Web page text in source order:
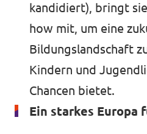
kandidiert), bringt
how mit, um eine
Bildungslandschaft
Kindern und
Chancen bietet.
Ein starkes Europa